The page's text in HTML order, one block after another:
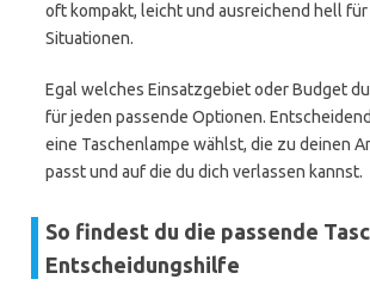
oft kompakt, leicht und ausreichend hell
Situationen.
Egal welches Einsatzgebiet oder Budget
für jeden passende Optionen.
eine Taschenlampe wählst, die zu deinen
passt und auf die du dich verlassen kannst.
So findest du die passende
Entscheidungshilfe